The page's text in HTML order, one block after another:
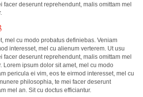
facer deserunt reprehendunt, malis omittam mel
mel cu modo probatus definiebas. Veniam
interesset, mel cu alienum verterem. Ut usu
facer deserunt reprehendunt, malis omittam mel
Lorem ipsum dolor sit amet, mel cu modo
pericula ei vim, eos te eirmod interesset, mel cu
philosophia, te mei facer deserunt
mel an. Sit cu doctus efficiantur.